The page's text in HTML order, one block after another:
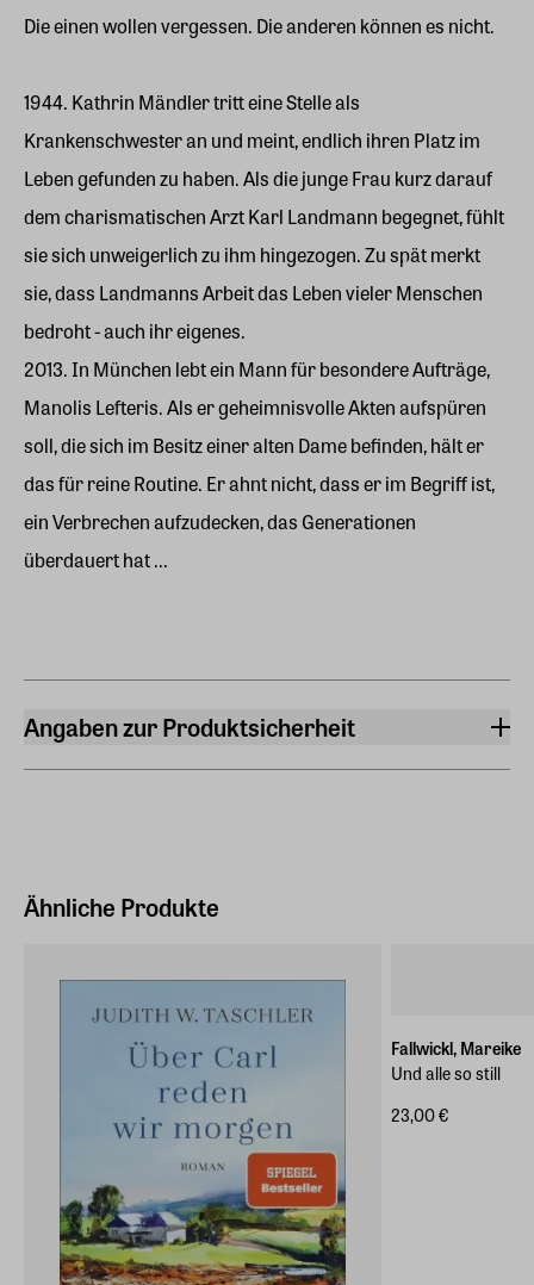
Die einen wollen vergessen. Die anderen können es nicht.
1944. Kathrin Mändler tritt eine Stelle als
Krankenschwester an und meint, endlich ihren Platz im
Leben gefunden zu haben. Als die junge Frau kurz darauf
dem charismatischen Arzt Karl Landmann begegnet, fühlt
sie sich unweigerlich zu ihm hingezogen. Zu spät merkt
sie, dass Landmanns Arbeit das Leben vieler Menschen
bedroht - auch ihr eigenes.
2013. In München lebt ein Mann für besondere Aufträge,
Manolis Lefteris. Als er geheimnisvolle Akten aufspüren
soll, die sich im Besitz einer alten Dame befinden, hält er
das für reine Routine. Er ahnt nicht, dass er im Begriff ist,
ein Verbrechen aufzudecken, das Generationen
überdauert hat ...
Angaben zur Produktsicherheit
Deutschland (EU)
Ähnliche Produkte
Fallwickl, Mareike
Und alle so still
23,00 €